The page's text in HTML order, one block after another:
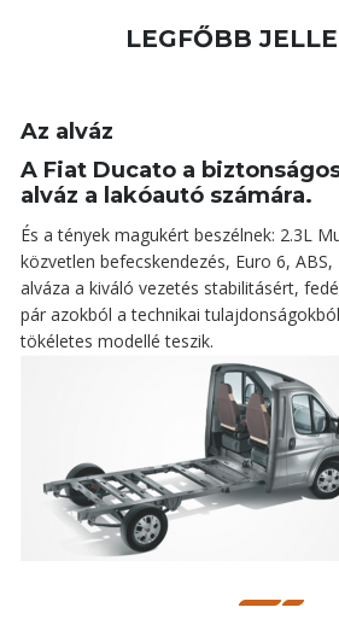
LEGFŐBB
Az alváz
A Fiat Ducato a
alváz a lakóautó számára.
És a tények magukért beszélnek: 2.3L
közvetlen befecskendezés, Euro 6,
alváza a kiváló vezetés stabilitásért,
pár azokból a technikai
tökéletes modellé teszik.